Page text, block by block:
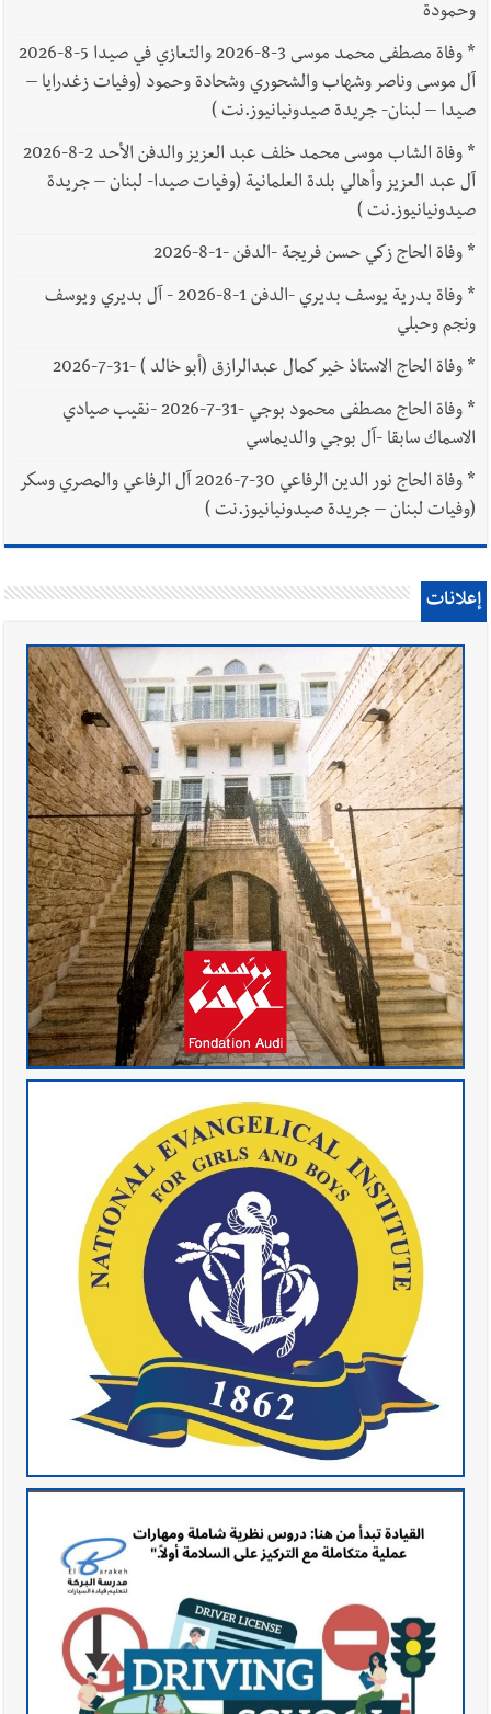
وحمودة
*
وفاة مصطفى محمد موسى 3-8-2026 والتعازي في صيدا 5-8-2026
آل موسى وناصر وشهاب والشحوري وشحادة وحمود (وفيات زغدرايا –
صيدا – لبنان- جريدة صيدونيانيوز.نت )
*
وفاة الشاب موسى محمد خلف عبد العزيز والدفن الأحد 2-8-2026
آل عبد العزيز وأهالي بلدة العلمانية (وفيات صيدا- لبنان – جريدة
صيدونيانيوز.نت )
*وفاة الحاج زكي حسن فريجة -الدفن -1-8-2026
*
وفاة بدرية يوسف بديري -الدفن 1-8-2026 - آل بديري ويوسف
ونجم وحبلي
*وفاة الحاج الاستاذ خير كمال عبدالرازق (أبو خالد ) -31-7-2026
*
وفاة الحاج مصطفى محمود بوجي -31-7-2026 -نقيب صيادي
الاسماك سابقا -آل بوجي والديماسي
*
وفاة الحاج نور الدين الرفاعي 30-7-2026 آل الرفاعي والمصري وسكر
(وفيات لبنان – جريدة صيدونيانيوز.نت )
إعلانات